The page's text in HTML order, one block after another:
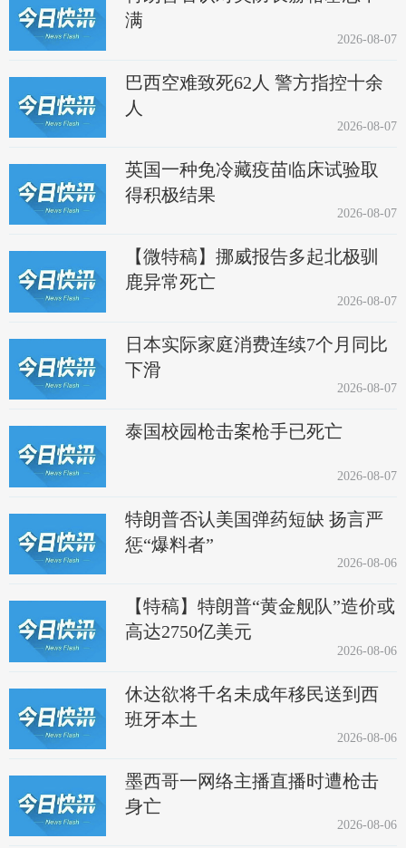
满
2026-08-07
巴西空难致死62人 警方指控十余
人
2026-08-07
英国一种免冷藏疫苗临床试验取
得积极结果
2026-08-07
【微特稿】挪威报告多起北极驯
鹿异常死亡
2026-08-07
日本实际家庭消费连续7个月同比
下滑
2026-08-07
泰国校园枪击案枪手已死亡
2026-08-07
特朗普否认美国弹药短缺 扬言严
惩“爆料者”
2026-08-06
【特稿】特朗普“黄金舰队”造价或
高达2750亿美元
2026-08-06
休达欲将千名未成年移民送到西
班牙本土
2026-08-06
墨西哥一网络主播直播时遭枪击
身亡
2026-08-06